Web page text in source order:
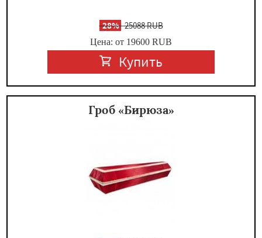
-28%25088 RUB
Цена: от 19600 RUB
Купить
Гроб «Бирюза»